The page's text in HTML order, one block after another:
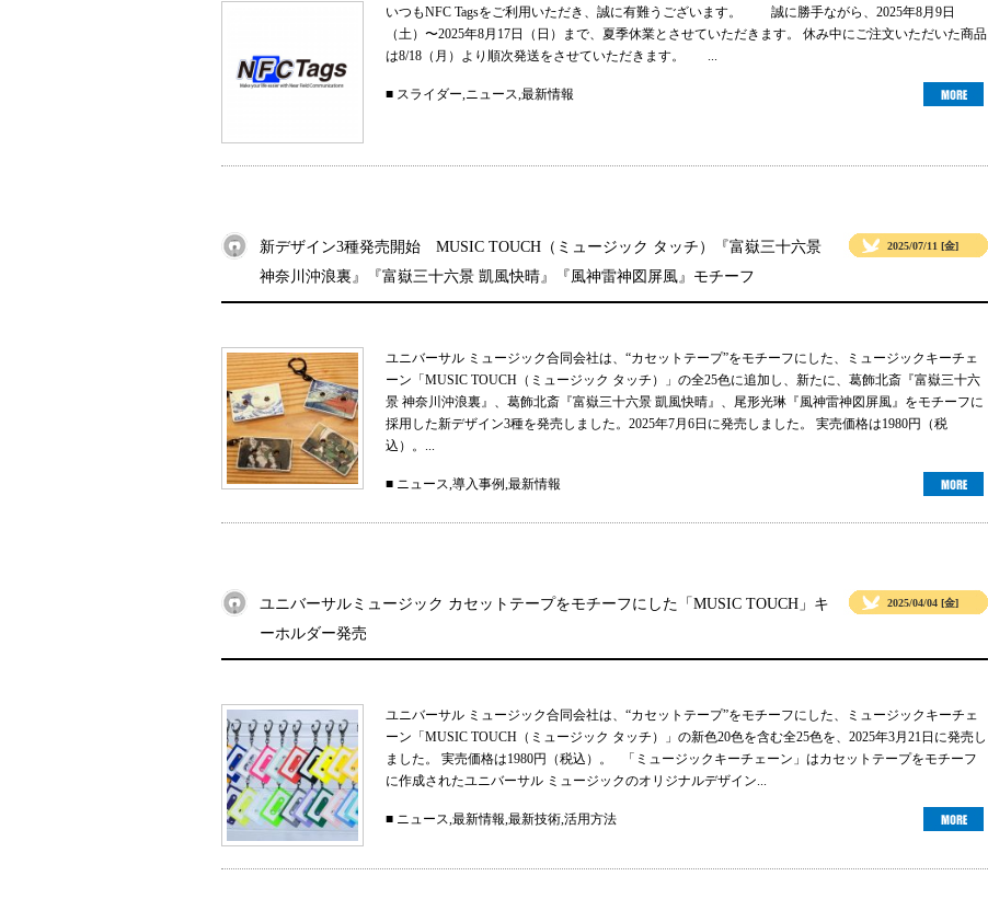
いつもNFC Tagsをご利用いただき、誠に有難うございます。 誠に勝手ながら、2025年8月9日
（土）〜2025年8月17日（日）まで、夏季休業とさせていただきます。 休み中にご注文いただいた商品
は8/18（月）より順次発送をさせていただきます。 ...
■ スライダー,ニュース,最新情報
新デザイン3種発売開始 MUSIC TOUCH（ミュージック タッチ）『富嶽三十六景
神奈川沖浪裏』『富嶽三十六景 凱風快晴』『風神雷神図屏風』モチーフ
2025/07/11 [金]
ユニバーサル ミュージック合同会社は、“カセットテープ”をモチーフにした、ミュージックキーチェ
ーン「MUSIC TOUCH（ミュージック タッチ）」の全25色に追加し、新たに、葛飾北斎『富嶽三十六
景 神奈川沖浪裏』、葛飾北斎『富嶽三十六景 凱風快晴』、尾形光琳『風神雷神図屏風』をモチーフに
採用した新デザイン3種を発売しました。2025年7月6日に発売しました。 実売価格は1980円（税
込）。...
■ ニュース,導入事例,最新情報
ユニバーサルミュージック カセットテープをモチーフにした「MUSIC TOUCH」キ
ーホルダー発売
2025/04/04 [金]
ユニバーサル ミュージック合同会社は、“カセットテープ”をモチーフにした、ミュージックキーチェ
ーン「MUSIC TOUCH（ミュージック タッチ）」の新色20色を含む全25色を、2025年3月21日に発売し
ました。 実売価格は1980円（税込）。 「ミュージックキーチェーン」はカセットテープをモチーフ
に作成されたユニバーサル ミュージックのオリジナルデザイン...
■ ニュース,最新情報,最新技術,活用方法